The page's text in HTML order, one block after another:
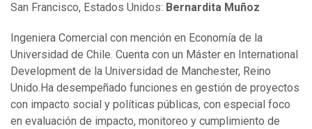
San Francisco, Estados Unidos: Bernardita Muñoz
Ingeniera Comercial con mención en Economía de la
Universidad de Chile. Cuenta con un Máster en International
Development de la Universidad de Manchester, Reino
Unido.Ha desempeñado funciones en gestión de proyectos
con impacto social y políticas públicas, con especial foco
en evaluación de impacto, monitoreo y cumplimiento de